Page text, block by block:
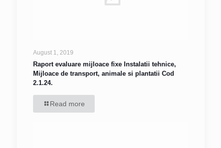
August 1, 2019
Raport evaluare mijloace fixe Instalatii tehnice,
Mijloace de transport, animale si plantatii Cod
2.1.24.
Read more